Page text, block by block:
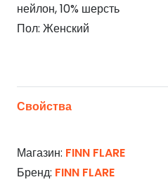
нейлон, 10% шерсть
Пол: Женский
Свойства
Магазин: FINN FLARE
Бренд: FINN FLARE